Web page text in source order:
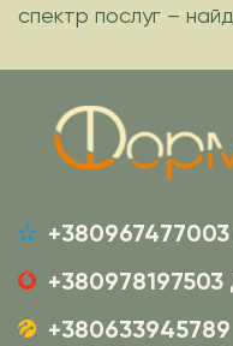
спектр послуг –
+380978197503
+380633945789